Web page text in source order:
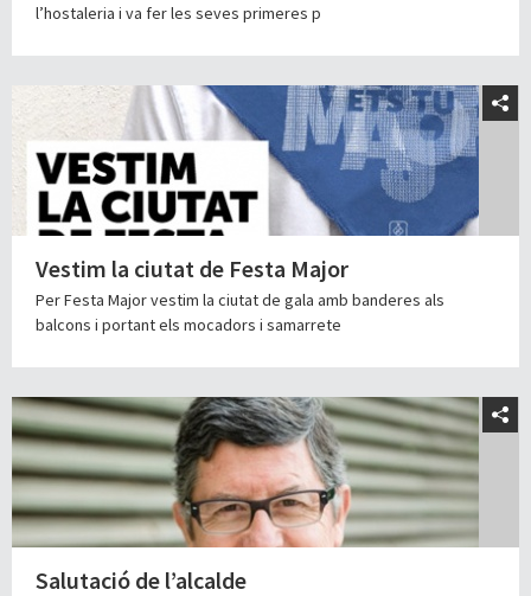
l’hostaleria i va fer les seves primeres p
Vestim la ciutat de Festa Major
Per Festa Major vestim la ciutat de gala amb banderes als
balcons i portant els mocadors i samarrete
Salutació de l’alcalde